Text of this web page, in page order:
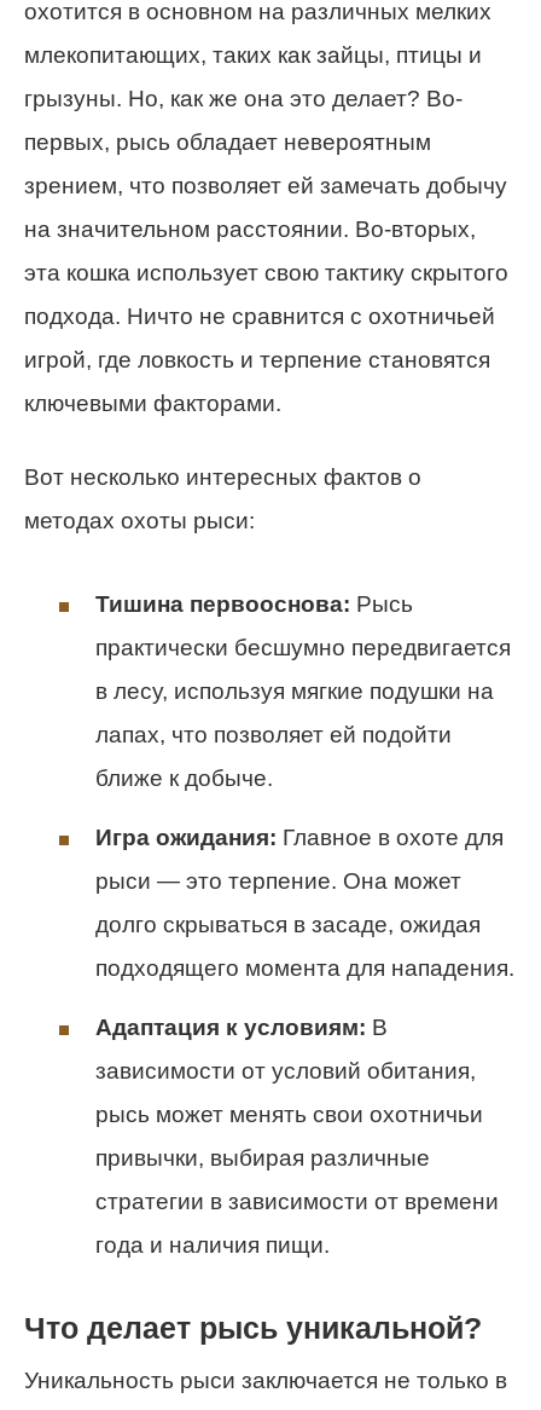
охотится в основном на различных мелких
млекопитающих, таких как зайцы, птицы и
грызуны. Но, как же она это делает? Во-
первых, рысь обладает невероятным
зрением, что позволяет ей замечать добычу
на значительном расстоянии. Во-вторых,
эта кошка использует свою тактику скрытого
подхода. Ничто не сравнится с охотничьей
игрой, где ловкость и терпение становятся
ключевыми факторами.
Вот несколько интересных фактов о
методах охоты рыси:
Тишина первооснова: Рысь
практически бесшумно передвигается
в лесу, используя мягкие подушки на
лапах, что позволяет ей подойти
ближе к добыче.
Игра ожидания: Главное в охоте для
рыси — это терпение. Она может
долго скрываться в засаде, ожидая
подходящего момента для нападения.
Адаптация к условиям: В
зависимости от условий обитания,
рысь может менять свои охотничьи
привычки, выбирая различные
стратегии в зависимости от времени
года и наличия пищи.
Что делает рысь уникальной?
Уникальность рыси заключается не только в